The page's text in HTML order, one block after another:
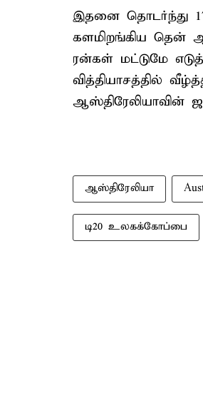
இதனை தொடர்ந்து
களமிறங்கிய தென்
ரன்கள் மட்டுமே
வித்தியாசத்தில்
ஆஸ்திரேலியாவின்
ஆஸ்திரேலியா
டி20 உலகக்கோப்பை